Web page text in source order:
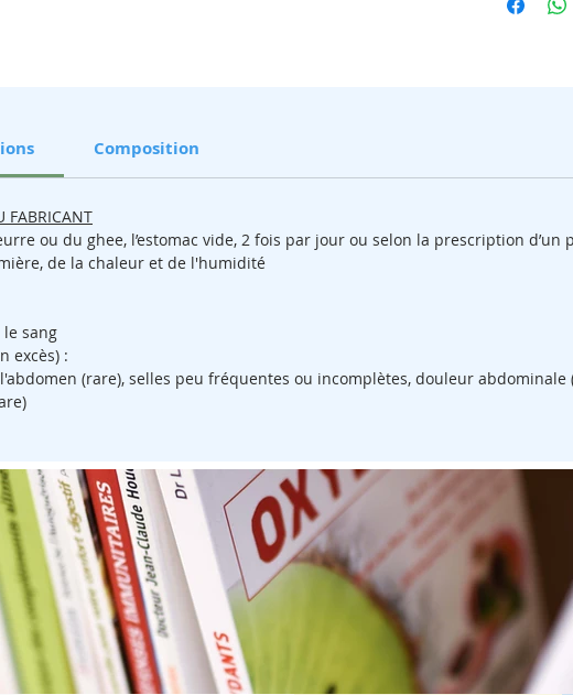
Elle
le corps.
Elle
tissus
:
stopper
Composition
FABRICANT
ou du ghee, l’estomac vide, 2 fois par jour ou selon la prescription d’un
de la chaleur et de l'humidité
le sang
excès) :
(rare), selles peu fréquentes ou incomplètes, douleur abdominale